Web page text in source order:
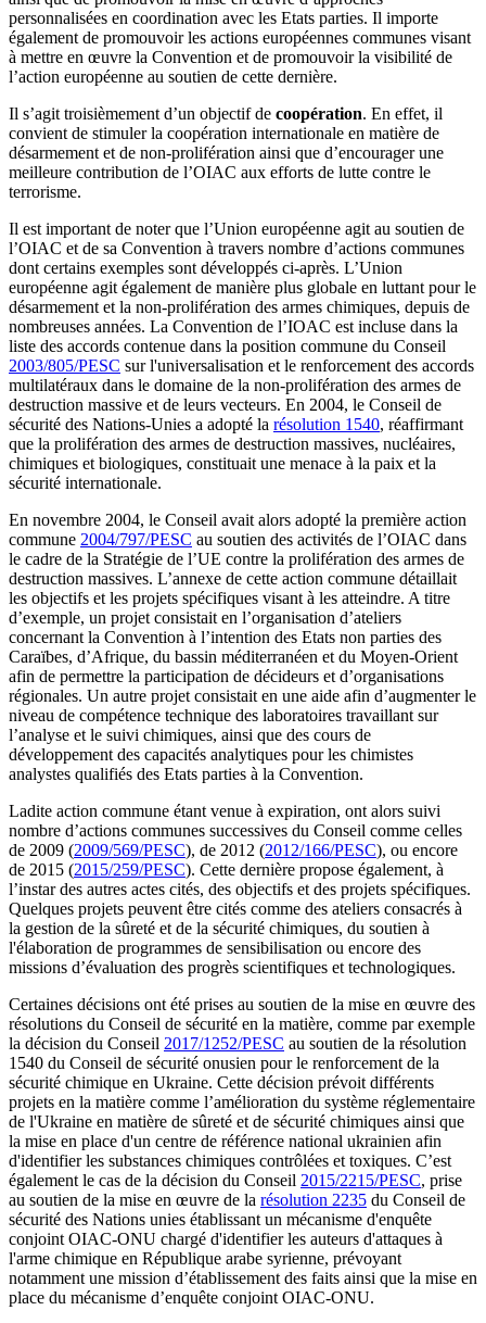
personnalisées en coordination avec les Etats parties. Il importe
également de promouvoir les actions européennes communes visant
à mettre en œuvre la Convention et de promouvoir la visibilité de
l’action européenne au soutien de cette dernière.
Il s’agit troisièmement d’un objectif de coopération. En effet, il
convient de stimuler la coopération internationale en matière de
désarmement et de non-prolifération ainsi que d’encourager une
meilleure contribution de l’OIAC aux efforts de lutte contre le
terrorisme.
Il est important de noter que l’Union européenne agit au soutien de
l’OIAC et de sa Convention à travers nombre d’actions communes
dont certains exemples sont développés ci-après. L’Union
européenne agit également de manière plus globale en luttant pour le
désarmement et la non-prolifération des armes chimiques, depuis de
nombreuses années. La Convention de l’IOAC est incluse dans la
liste des accords contenue dans la position commune du Conseil
2003/805/PESC sur l'universalisation et le renforcement des accords
multilatéraux dans le domaine de la non-prolifération des armes de
destruction massive et de leurs vecteurs. En 2004, le Conseil de
sécurité des Nations-Unies a adopté la résolution 1540, réaffirmant
que la prolifération des armes de destruction massives, nucléaires,
chimiques et biologiques, constituait une menace à la paix et la
sécurité internationale.
En novembre 2004, le Conseil avait alors adopté la première action
commune 2004/797/PESC au soutien des activités de l’OIAC dans
le cadre de la Stratégie de l’UE contre la prolifération des armes de
destruction massives. L’annexe de cette action commune détaillait
les objectifs et les projets spécifiques visant à les atteindre. A titre
d’exemple, un projet consistait en l’organisation d’ateliers
concernant la Convention à l’intention des Etats non parties des
Caraïbes, d’Afrique, du bassin méditerranéen et du Moyen-Orient
afin de permettre la participation de décideurs et d’organisations
régionales. Un autre projet consistait en une aide afin d’augmenter le
niveau de compétence technique des laboratoires travaillant sur
l’analyse et le suivi chimiques, ainsi que des cours de
développement des capacités analytiques pour les chimistes
analystes qualifiés des Etats parties à la Convention.
Ladite action commune étant venue à expiration, ont alors suivi
nombre d’actions communes successives du Conseil comme celles
de 2009 (2009/569/PESC), de 2012 (2012/166/PESC), ou encore
de 2015 (2015/259/PESC). Cette dernière propose également, à
l’instar des autres actes cités, des objectifs et des projets spécifiques.
Quelques projets peuvent être cités comme des ateliers consacrés à
la gestion de la sûreté et de la sécurité chimiques, du soutien à
l'élaboration de programmes de sensibilisation ou encore des
missions d’évaluation des progrès scientifiques et technologiques.
Certaines décisions ont été prises au soutien de la mise en œuvre des
résolutions du Conseil de sécurité en la matière, comme par exemple
la décision du Conseil 2017/1252/PESC au soutien de la résolution
1540 du Conseil de sécurité onusien pour le renforcement de la
sécurité chimique en Ukraine. Cette décision prévoit différents
projets en la matière comme l’amélioration du système réglementaire
de l'Ukraine en matière de sûreté et de sécurité chimiques ainsi que
la mise en place d'un centre de référence national ukrainien afin
d'identifier les substances chimiques contrôlées et toxiques. C’est
également le cas de la décision du Conseil 2015/2215/PESC, prise
au soutien de la mise en œuvre de la résolution 2235 du Conseil de
sécurité des Nations unies établissant un mécanisme d'enquête
conjoint OIAC-ONU chargé d'identifier les auteurs d'attaques à
l'arme chimique en République arabe syrienne, prévoyant
notamment une mission d’établissement des faits ainsi que la mise en
place du mécanisme d’enquête conjoint OIAC-ONU.